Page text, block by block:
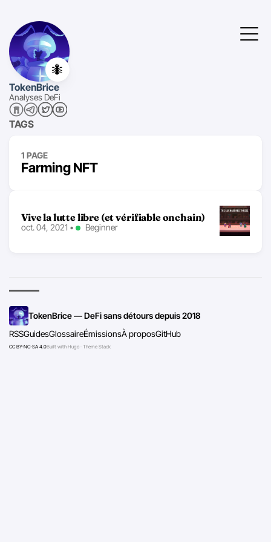
🐜
TokenBrice
Analyses DeFi
TAGS
1 PAGE
Farming NFT
Vive la lutte libre (et vérifiable onchain)
oct. 04, 2021 • Beginner
TokenBrice — DeFi sans détours depuis 2018
RSSGuidesGlossaireÉmissionsÀ proposGitHub
CC BY-NC-SA 4.0Built with Hugo · Theme Stack